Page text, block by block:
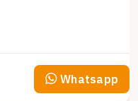
Whatsapp